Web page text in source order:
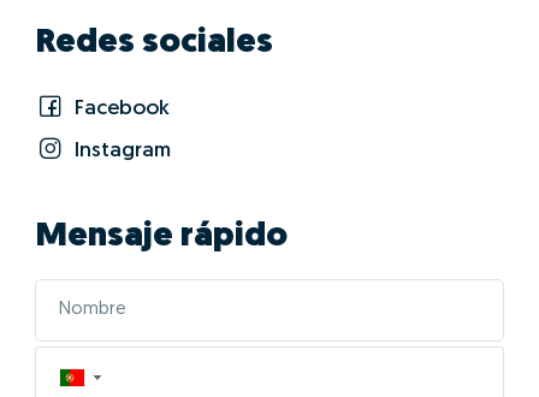
Redes sociales
Facebook
Instagram
Mensaje rápido
▼